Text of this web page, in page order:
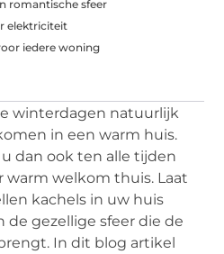
romantische sfeer
elektriciteit
iedere woning
winterdagen natuurlijk
in een warm huis.
dan ook ten alle tijden
warm welkom thuis. Laat
kachels in uw huis
gezellige sfeer die de
In dit blog artikel